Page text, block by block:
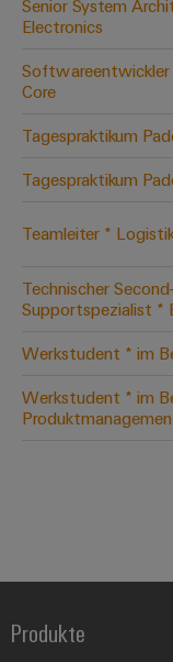
Senior System
Electronics
Core
Tagespraktikum
Tagespraktikum
Teamleiter *
Technischer
Supportspezialist *
Werkstudent * im
Werkstudent * im
Produkte